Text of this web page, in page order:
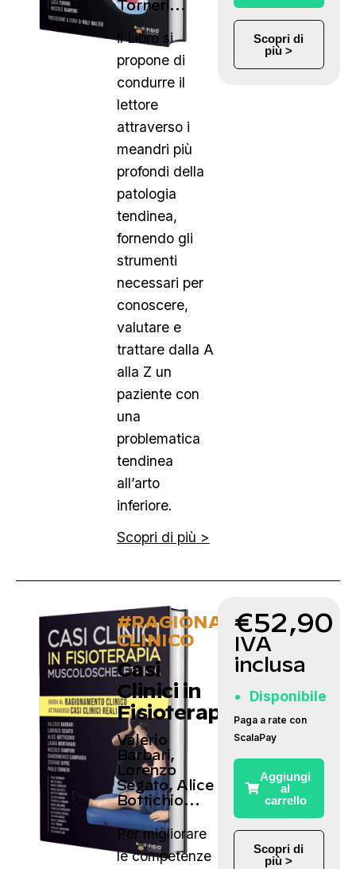
Torneri…
il Libro si
propone di
condurre il
lettore
attraverso i
meandri più
profondi della
patologia
tendinea,
fornendo gli
strumenti
necessari per
conoscere,
valutare e
trattare dalla A
alla Z un
paziente con
una
problematica
tendinea
all’arto
inferiore.
Scopri di più >
Scopri di
più >
#RAGIONAMENTO
CLINICO
Casi
Clinici in
Fisioterapia
Valerio
Barbari,
Lorenzo
Segato, Alice
Bottichio…
Per migliorare
le competenze
€52,90
IVA
inclusa
Disponibile
Paga a rate con
ScalaPay
Aggiungi
al
carrello
Scopri di
più >